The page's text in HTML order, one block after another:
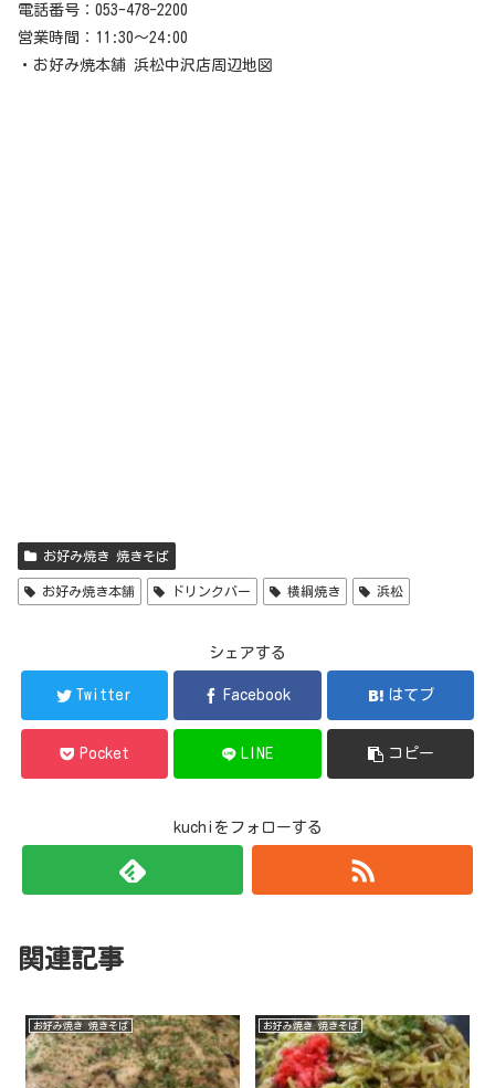
電話番号：053-478-2200
営業時間：11:30～24:00
・お好み焼本舗 浜松中沢店周辺地図
お好み焼き 焼きそば
お好み焼き本舗 ドリンクバー 横綱焼き 浜松
シェアする
Twitter Facebook はてブ
Pocket LINE コピー
kuchiをフォローする
関連記事
お好み焼き 焼きそば お好み焼き 焼きそば